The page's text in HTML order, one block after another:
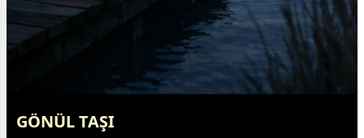
GÖNÜL TAŞI